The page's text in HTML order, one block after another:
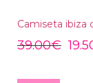
Camiseta ibiza
39.00€